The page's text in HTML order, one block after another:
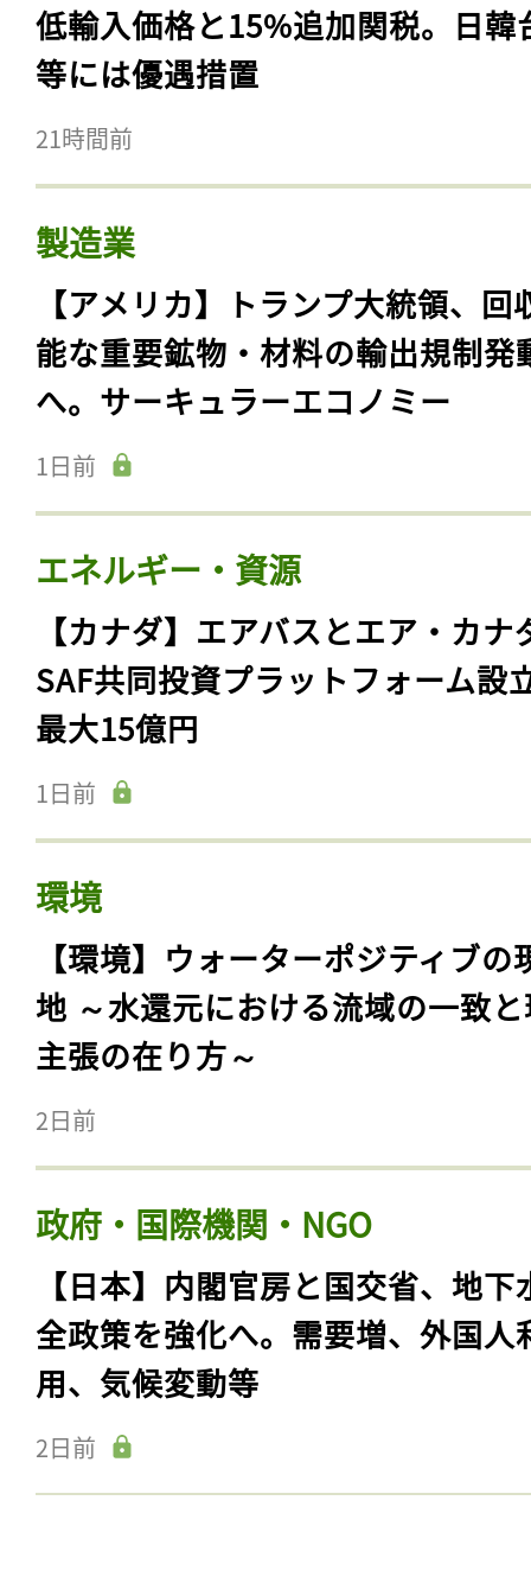
低輸入価格と15%追加関税。日韓
等には優遇措置
21時間前
製造業
【アメリカ】トランプ大統領、回
能な重要鉱物・材料の輸出規制発
へ。サーキュラーエコノミー
1日前
エネルギー・資源
【カナダ】エアバスとエア・カナ
SAF共同投資プラットフォーム設
最大15億円
1日前
環境
【環境】ウォーターポジティブの
地 ～水還元における流域の一致
主張の在り方～
2日前
政府・国際機関・NGO
【日本】内閣官房と国交省、地下
全政策を強化へ。需要増、外国人
用、気候変動等
2日前